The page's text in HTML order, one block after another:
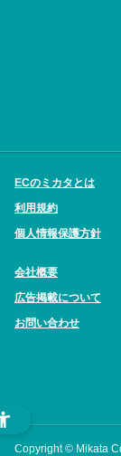
ECのミカタとは
利用規約
個人情報保護方針
会社概要
広告掲載について
お問い合わせ
Copyright © Mikata